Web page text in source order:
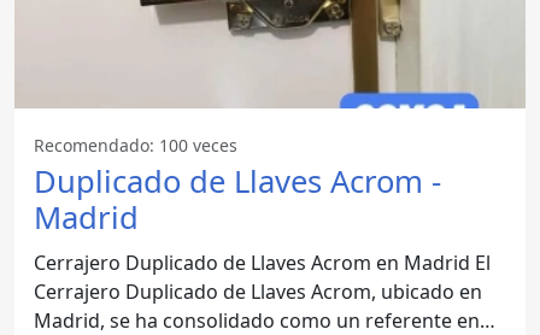
Recomendado: 100 veces
Duplicado de Llaves Acrom -
Madrid
Cerrajero Duplicado de Llaves Acrom en Madrid El
Cerrajero Duplicado de Llaves Acrom, ubicado en
Madrid, se ha consolidado como un referente en